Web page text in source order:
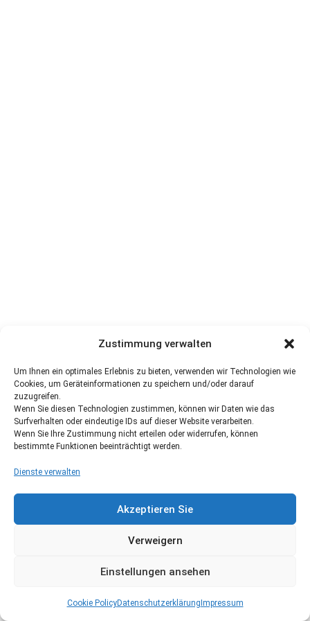
Zustimmung verwalten
Um Ihnen ein optimales Erlebnis zu bieten, verwenden wir Technologien wie
Cookies, um Geräteinformationen zu speichern und/oder darauf
zuzugreifen.
Wenn Sie diesen Technologien zustimmen, können wir Daten wie das
Surfverhalten oder eindeutige IDs auf dieser Website verarbeiten.
Wenn Sie Ihre Zustimmung nicht erteilen oder widerrufen, können
bestimmte Funktionen beeinträchtigt werden.
Dienste verwalten
Akzeptieren Sie
Verweigern
Einstellungen ansehen
Cookie PolicyDatenschutzerklärung Impressum